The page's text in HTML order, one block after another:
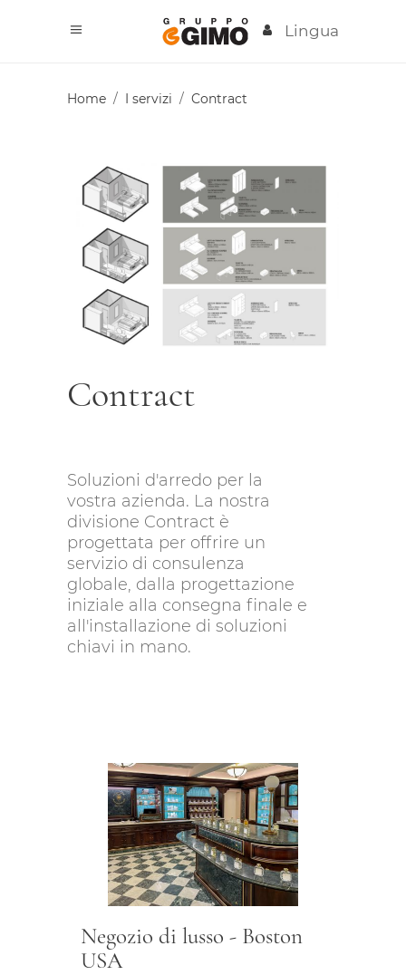
Lingua
Home / I servizi / Contract
Contract
Soluzioni d'arredo per la
vostra azienda. La nostra
divisione Contract è
progettata per offrire un
servizio di consulenza
globale, dalla progettazione
iniziale alla consegna finale e
all'installazione di soluzioni
chiavi in mano.
Negozio di lusso - Boston
USA